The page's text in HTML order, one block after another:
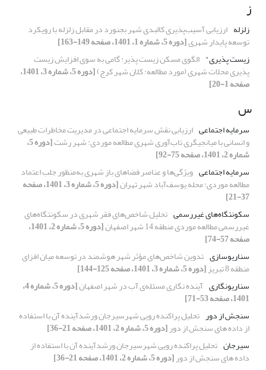
ز
زلزله ارزیابی آسیب‌پذیری کالبدی شهر بجنورد در مقابل زلزله با رویکرد
توسعه پایدار شهری[دوره 5، شماره 1، 1401، صفحه 149-163]
زیست پذیری" الگوی مسکن زیست پذیر: گامی به سوی افزایش زیست
پذیری محلات شهری (مورد مطالعه: کلان شهر کرج) [دوره 5، شماره 3، 1401،
صفحه 1-20]
س
سرمایه اجتماعی ارزیابی نقش سرمایه اجتماعی در مدیریت مخاطرات طبیعی
و انسانی با میانجیگری تاب‌آوری شهری مطالعه موردی: شهر رشت [دوره 5،
شماره 2، 1401، صفحه 75-92]
سرمایه اجتماعی ویژگی‌ها و عناصر فضاهای باز شهری به‌منظور جلب اعتماد
مطالعه موردی: محله یوسف‌آباد شهر تهران [دوره 5، شماره 3، 1401، صفحه
37-21]
سکونتگاه‌های غیررسمی تحلیل شاخص‌های فقر شهری در سکونتگاه‌های
غیررسمی مطالعه موردی منطقه 14 شهر اصفهان [دوره 5، شماره 2، 1401،
صفحه 57-74]
سناریوسازی تدوین شاخص‌های مؤثر شهر هوشمند در توسعه میان افزای
منطقه 8 تبریز
[دوره 5، شماره 3، 1401، صفحه 125-144]
سناریونگاری آینده نگاری مسئله‌ی آب در شهر اصفهان [دوره 5، شماره 4،
1401، صفحه 53-71]
سنجش از دور تحلیل پراکنده رویی شهرسیرجان ورشدآینده آن با استفاده
از داده های سنجش از دور[دوره 5، شماره 2، 1401، صفحه 21-36]
سیرجان تحلیل پراکنده رویی شهرسیرجان ورشدآینده آن با استفاده از
داده های سنجش از دور[دوره 5، شماره 2، 1401، صفحه 21-36]